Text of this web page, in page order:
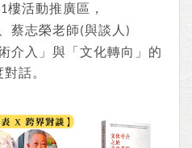
1樓活動推廣區，
、蔡志榮老師(與談人 )
介入」與「文化轉向」的
對話。